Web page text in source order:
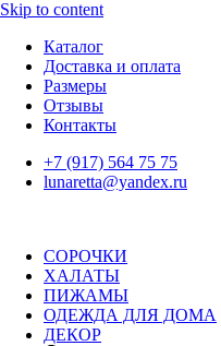
Skip to content
Каталог
Доставка и оплата
Размеры
Отзывы
Контакты
+7 (917) 564 75 75
lunaretta@yandex.ru
СОРОЧКИ
ХАЛАТЫ
ПИЖАМЫ
ОДЕЖДА ДЛЯ ДОМА
ДЕКОР